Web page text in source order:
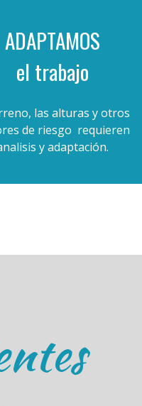
ADAPTAMOS
el trabajo
las alturas y otros
de riesgo requieren
y adaptación.